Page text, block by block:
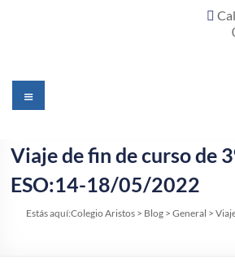
Menú
Viaje de fin de curso de
ESO:14-18/05/2022
Estás aquí:Colegio Aristos> Blog> General >